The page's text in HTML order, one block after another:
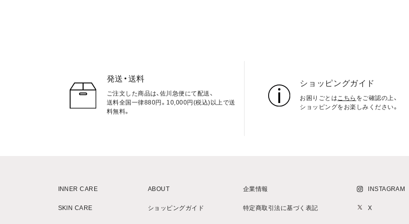
発送・送料
ご注文した商品は、佐川急便にて配送、
送料全国一律880円。10,000円(税込)以上で送
料無料。
ショッピングガイド
お困りごとはこちら をご確認の上、
ショッピングをお楽しみください。
INNER CARE
SKIN CARE
ABOUT
ショッピングガイド
企業情報
特定商取引法に基づく表記
INSTAGRAM
X